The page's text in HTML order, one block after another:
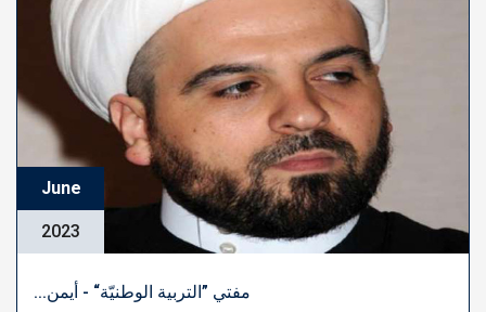
June
2023
مفتي ”التربية الوطنيّة“ - أيمن...